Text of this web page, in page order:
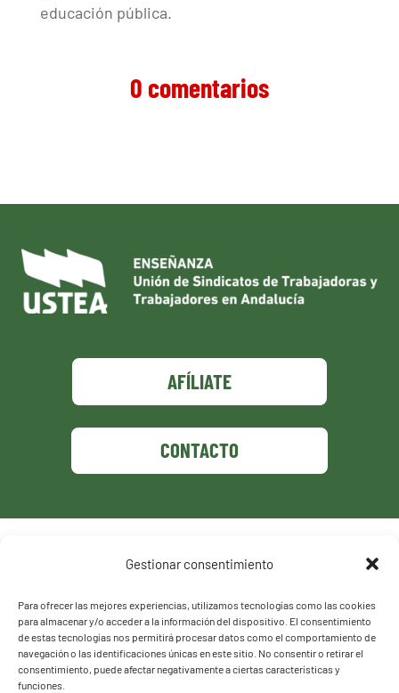
Gestionar consentimiento
Para ofrecer las mejores experiencias, utilizamos tecnologías como las cookies
para almacenar y/o acceder a la información del dispositivo. El consentimiento
de estas tecnologías nos permitirá procesar datos como el comportamiento de
navegación o las identificaciones únicas en este sitio. No consentir o retirar el
consentimiento, puede afectar negativamente a ciertas características y
funciones.
educación pública.
0 comentarios
AFÍLIATE
CONTACTO
Política de privacidad